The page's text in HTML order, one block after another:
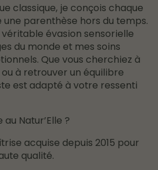
classique, je conçois chaque
parenthèse hors du temps.
évasion sensorielle
du monde et mes soins
Que vous cherchiez à
à retrouver un équilibre
est adapté à votre ressenti
Natur’Elle ?
acquise depuis 2015 pour
qualité.